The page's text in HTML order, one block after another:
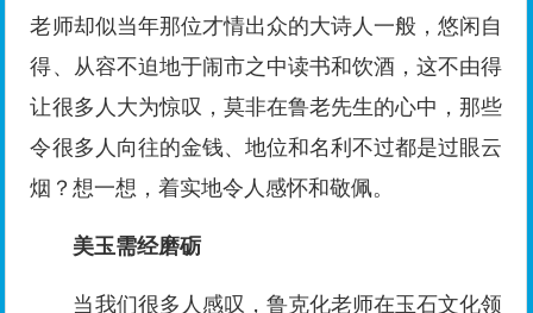
老师却似当年那位才情出众的大诗人一般，悠闲自
得、从容不迫地于闹市之中读书和饮酒，这不由得
让很多人大为惊叹，莫非在鲁老先生的心中，那些
令很多人向往的金钱、地位和名利不过都是过眼云
烟？想一想，着实地令人感怀和敬佩。
美玉需经磨砺
当我们很多人感叹，鲁克化老师在玉石文化领